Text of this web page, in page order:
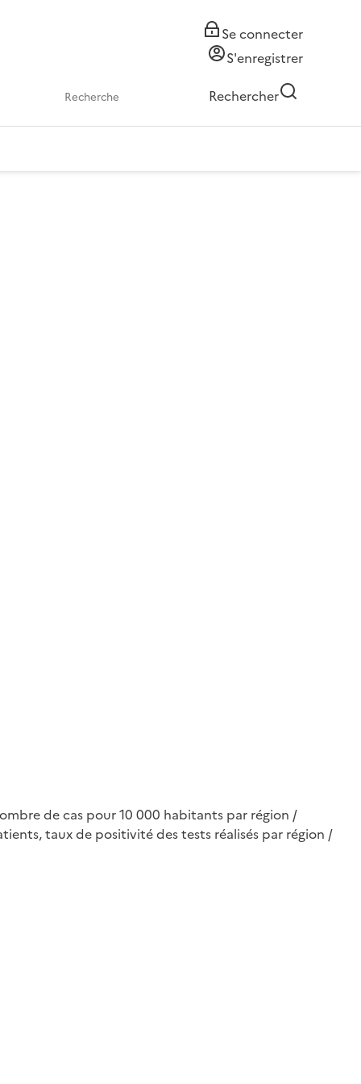
Se connecter
S'enregistrer
Rechercher
de cas pour 10 000 habitants par région /
taux de positivité des tests réalisés par région /